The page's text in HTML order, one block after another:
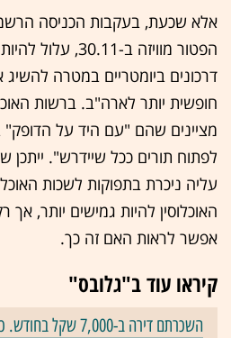
אלא שכעת, בעקבות הכניסה
הפטור מוויזה ב-
דרכונים ביומטריים במטרה
חופשית יותר לארה"ב. ברשות
מציינים שהם "עם היד על הדופק"
לפתוח תורים ככל שיידרש". ייתכן
עליה ניכרת בתפוקות לשכות
האוכלוסין להיות גמישים יותר,
אפשר לראות האם זה כך.
קיראו עוד ב"גלובס"
השכרתם דירה ב-7,000 שקל בחודש. כמה מס תשלמו?